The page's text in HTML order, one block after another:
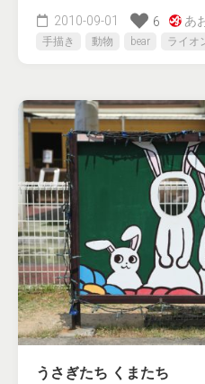
2010-09-01 6 あ
手描き 動物 bear ライオ
うさぎたち くまたち